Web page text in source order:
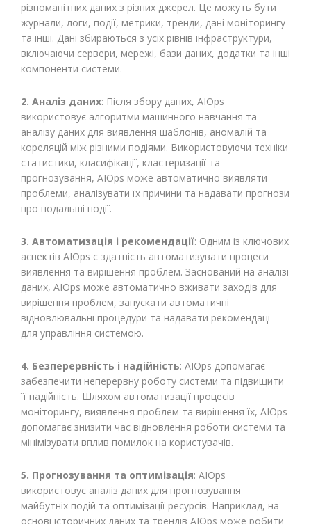
різноманітних даних з різних джерел. Це можуть бути
журнали, логи, події, метрики, тренди, дані моніторингу
та інші. Дані збираються з усіх рівнів інфраструктури,
включаючи сервери, мережі, бази даних, додатки та інші
компоненти системи.
2. Аналіз даних: Після збору даних, AIOps
використовує алгоритми машинного навчання та
аналізу даних для виявлення шаблонів, аномалій та
кореляцій між різними подіями. Використовуючи техніки
статистики, класифікації, кластеризації та
прогнозування, AIOps може автоматично виявляти
проблеми, аналізувати їх причини та надавати прогнози
про подальші події.
3. Автоматизація і рекомендації: Одним із ключових
аспектів AIOps є здатність автоматизувати процеси
виявлення та вирішення проблем. Заснований на аналізі
даних, AIOps може автоматично вживати заходів для
вирішення проблем, запускати автоматичні
відновлювальні процедури та надавати рекомендації
для управління системою.
4. Безперервність і надійність: AIOps допомагає
забезпечити неперервну роботу системи та підвищити
її надійність. Шляхом автоматизації процесів
моніторингу, виявлення проблем та вирішення їх, AIOps
допомагає знизити час відновлення роботи системи та
мінімізувати вплив помилок на користувачів.
5. Прогнозування та оптимізація: AIOps
використовує аналіз даних для прогнозування
майбутніх подій та оптимізації ресурсів. Наприклад, на
основі історичних даних та трендів AIOps може робити